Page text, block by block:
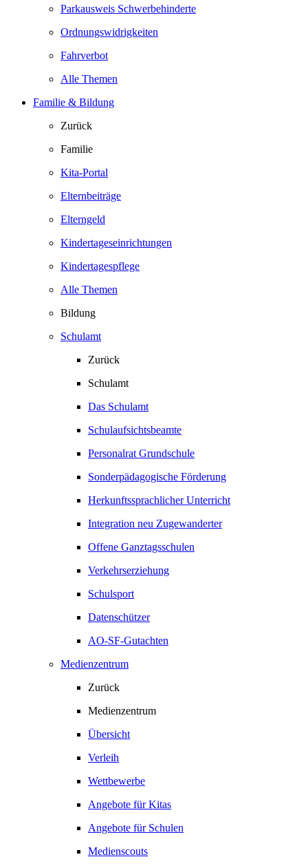
Parkausweis Schwerbehinderte
Ordnungswidrigkeiten
Fahrverbot
Alle Themen
Familie & Bildung
Zurück
Familie
Kita-Portal
Elternbeiträge
Elterngeld
Kindertageseinrichtungen
Kindertagespflege
Alle Themen
Bildung
Schulamt
Zurück
Schulamt
Das Schulamt
Schulaufsichtsbeamte
Personalrat Grundschule
Sonderpädagogische Förderung
Herkunftssprachlicher Unterricht
Integration neu Zugewanderter
Offene Ganztagsschulen
Verkehrserziehung
Schulsport
Datenschützer
AO-SF-Gutachten
Medienzentrum
Zurück
Medienzentrum
Übersicht
Verleih
Wettbewerbe
Angebote für Kitas
Angebote für Schulen
Medienscouts